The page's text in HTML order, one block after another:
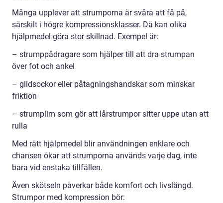
Många upplever att strumporna är svåra att få på,
särskilt i högre kompressionsklasser. Då kan olika
hjälpmedel göra stor skillnad. Exempel är:
– strumppådragare som hjälper till att dra strumpan
över fot och ankel
– glidsockor eller påtagningshandskar som minskar
friktion
– strumplim som gör att lårstrumpor sitter uppe utan att
rulla
Med rätt hjälpmedel blir användningen enklare och
chansen ökar att strumporna används varje dag, inte
bara vid enstaka tillfällen.
Även skötseln påverkar både komfort och livslängd.
Strumpor med kompression bör: